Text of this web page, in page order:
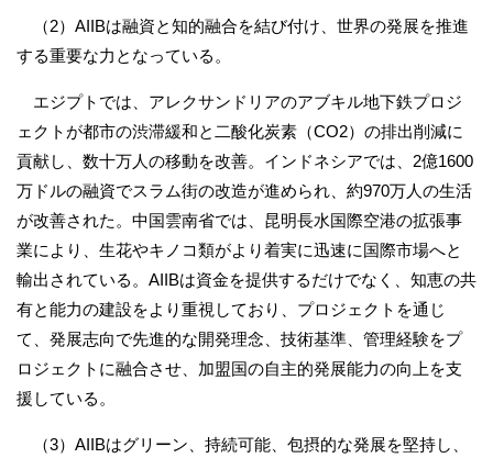
（2）AIIBは融資と知的融合を結び付け、世界の発展を推進
する重要な力となっている。
エジプトでは、アレクサンドリアのアブキル地下鉄プロジ
ェクトが都市の渋滞緩和と二酸化炭素（CO2）の排出削減に
貢献し、数十万人の移動を改善。インドネシアでは、2億1600
万ドルの融資でスラム街の改造が進められ、約970万人の生活
が改善された。中国雲南省では、昆明長水国際空港の拡張事
業により、生花やキノコ類がより着実に迅速に国際市場へと
輸出されている。AIIBは資金を提供するだけでなく、知恵の共
有と能力の建設をより重視しており、プロジェクトを通じ
て、発展志向で先進的な開発理念、技術基準、管理経験をプ
ロジェクトに融合させ、加盟国の自主的発展能力の向上を支
援している。
（3）AIIBはグリーン、持続可能、包摂的な発展を堅持し、